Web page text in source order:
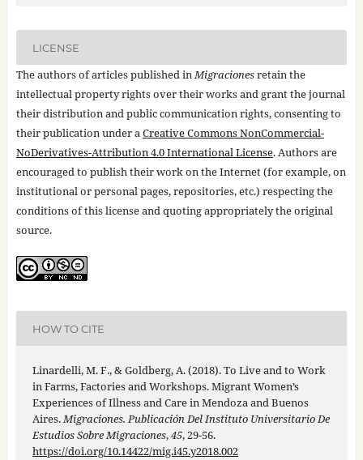
LICENSE
The authors of articles published inMigracionesretain the
intellectual property rights over their works and grant the journal
their distribution and public communication rights, consenting to
their publication under aCreative Commons NonCommercial-
NoDerivatives-Attribution 4.0 International License. Authors are
encouraged to publish their work on the Internet (for example, on
institutional or personal pages, repositories, etc.) respecting the
conditions of this license and quoting appropriately the original
source.
HOW TO CITE
Linardelli, M. F., & Goldberg, A. (2018). To Live and to Work
in Farms, Factories and Workshops. Migrant Women’s
Experiences of Illness and Care in Mendoza and Buenos
Aires.Migraciones. Publicación Del Instituto Universitario De
Estudios Sobre Migraciones,45, 29-56.
https://doi.org/10.14422/mig.i45.y2018.002